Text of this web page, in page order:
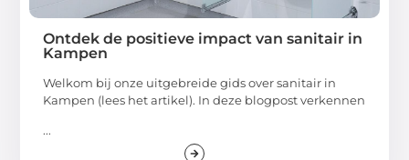
Ontdek de positieve impact van sanitair in
Kampen
Welkom bij onze uitgebreide gids over sanitair in
Kampen (lees het artikel). In deze blogpost verkennen
...